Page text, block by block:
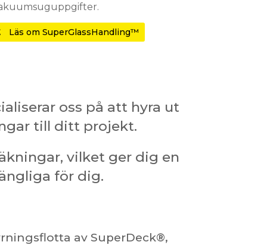
Läs om SuperGlassHandling™
oss på att hyra ut
till ditt projekt.
vilket ger dig en
för dig.
av SuperDeck®,